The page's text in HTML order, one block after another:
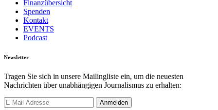
Finanzübersicht
Spenden
Kontakt
EVENTS
Podcast
Newsletter
Tragen Sie sich in unsere Mailingliste ein, um die neuesten
Nachrichten über unabhängigen Journalismus zu erhalten: